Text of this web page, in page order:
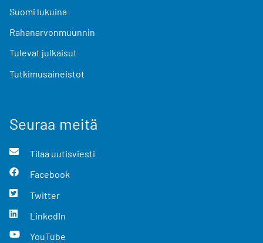
Suomi lukuina
Rahanarvonmuunnin
Tulevat julkaisut
Tutkimusaineistot
Seuraa meitä
Tilaa uutisviesti
Facebook
Twitter
LinkedIn
YouTube